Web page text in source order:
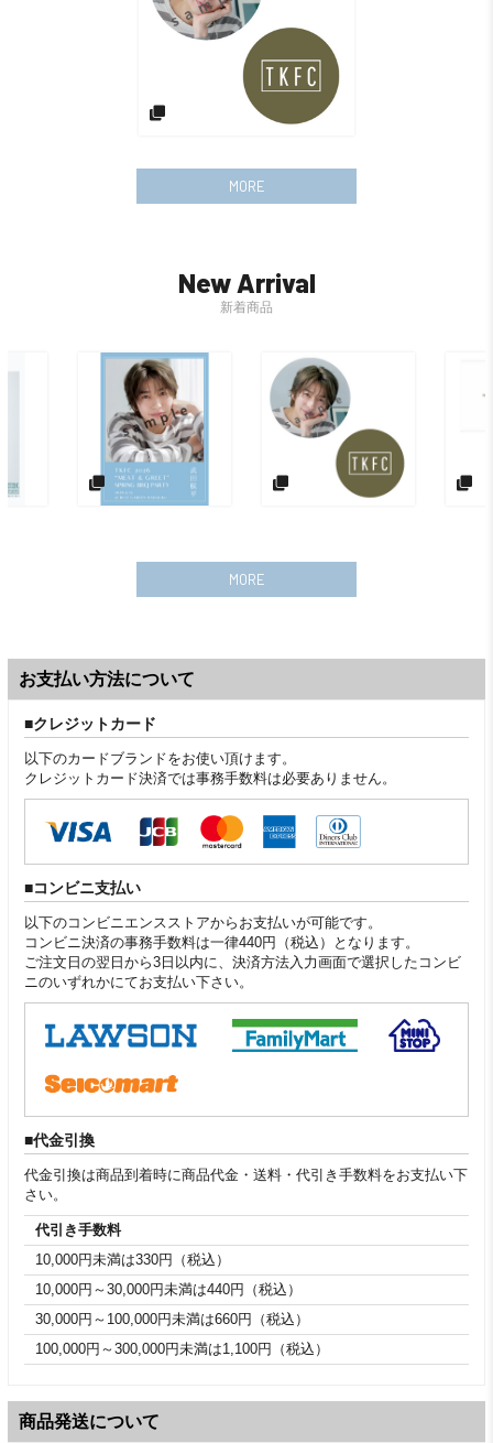
MORE
New Arrival
新着商品
MORE
お支払い方法について
クレジットカード
以下のカードブランドをお使い頂けます。
クレジットカード決済では事務手数料は必要ありません。
コンビニ支払い
以下のコンビニエンスストアからお支払いが可能です。
コンビニ決済の事務手数料は一律440円（税込）となります。
ご注文日の翌日から3日以内に、決済方法入力画面で選択したコンビ
ニのいずれかにてお支払い下さい。
代金引換
代金引換は商品到着時に商品代金・送料・代引き手数料をお支払い下
さい。
代引き手数料
10,000円未満は330円（税込）
10,000円～30,000円未満は440円（税込）
30,000円～100,000円未満は660円（税込）
100,000円～300,000円未満は1,100円（税込）
商品発送について